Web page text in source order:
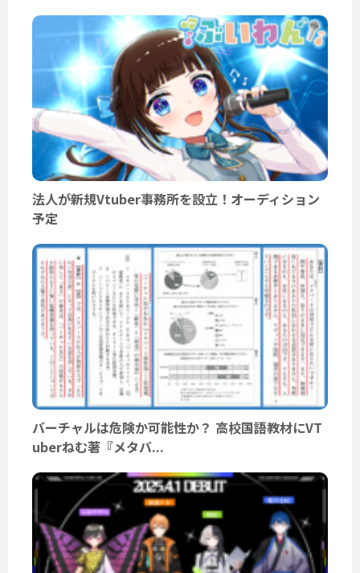
法人が新規Vtuber事務所を設立！オーディション
予定
バーチャルは危険か可能性か？ 高校国語教材にVT
uberねむ著『メタバ...